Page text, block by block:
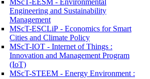
MScT-EESM - Environmental
Engineering and Sustainability
Management
MScT-ESCLiP - Economics for Smart
Cities and Climate Policy
MScT-IOT - Internet of Things :
Innovation and Management Program
(IoT)
MScT-STEEM - Energy Environment :